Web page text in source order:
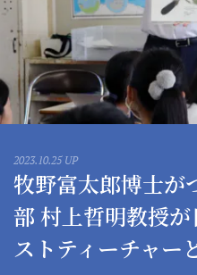
キ
プ
2023.10.25 UP
牧野富太郎博士が
部 村上哲明教授
ストティーチャー